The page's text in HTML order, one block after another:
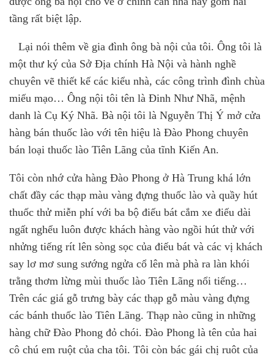
tầng rất biệt lập.
Lại nói thêm về gia đình ông bà nội của tôi. Ông tôi là
một thư ký của Sở Địa chính Hà Nội và hành nghề
chuyên vẽ thiết kế các kiểu nhà, các công trình đình chùa
miếu mạo… Ông nội tôi tên là Đinh Như Nhã, mệnh
danh là Cụ Ký Nhã. Bà nội tôi là Nguyễn Thị Ý mở cửa
hàng bán thuốc lào với tên hiệu là Đào Phong chuyên
bán loại thuốc lào Tiên Lãng của tĩnh Kiến An.
Tôi còn nhớ cửa hàng Đào Phong ở Hà Trung khá lớn
chất đầy các thạp màu vàng đựng thuốc lào và quầy hút
thuốc thử miễn phí với ba bộ điếu bát cắm xe điếu dài
ngất nghểu luôn được khách hàng vào ngồi hút thử với
nhửng tiếng rít lên sòng sọc của điếu bát và các vị khách
say lơ mơ sung sướng ngửa cổ lên mà phà ra làn khói
trằng thơm lừng mùi thuốc lào Tiên Lãng nổi tiếng…
Trên các giá gỗ trưng bày các thạp gỗ màu vàng đựng
các bánh thuốc lào Tiên Lãng. Thạp nào cũng in những
hàng chữ Đào Phong đỏ chói. Đào Phong là tên của hai
cô chú em ruột của cha tôi. Tôi còn bác gái chị ruôt của